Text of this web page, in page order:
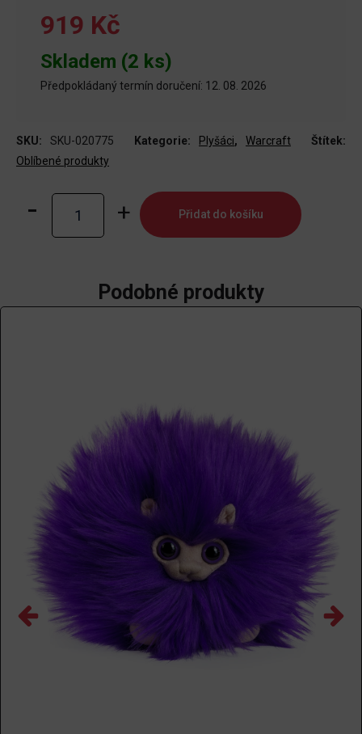
919 Kč
Skladem (2 ks)
Předpokládaný termín doručení: 12. 08. 2026
SKU: SKU-020775 Kategorie: Plyšáci, Warcraft
Štítek:
Oblíbené produkty
World
of
Pepe
Přidat do košíku
Podobné produkty